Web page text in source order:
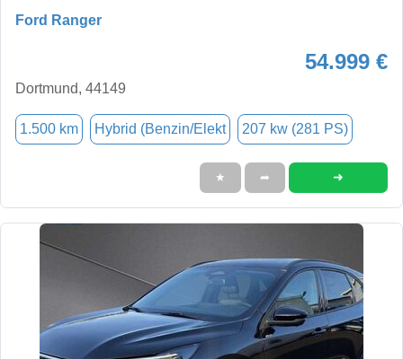
Ford Ranger
54.999 €
Dortmund, 44149
1.500 km Hybrid (Benzin/Elekt 207 kw (281 PS)
★ ➦ ➜